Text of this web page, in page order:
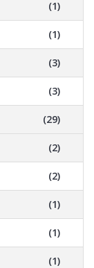
(1)
(1)
(3)
(3)
(29)
(2)
(2)
(1)
(1)
(1)